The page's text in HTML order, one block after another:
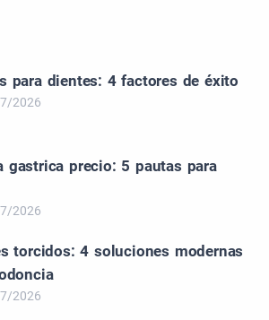
para dientes: 4 factores de éxito
2026
gastrica precio: 5 pautas para
2026
torcidos: 4 soluciones modernas
2026